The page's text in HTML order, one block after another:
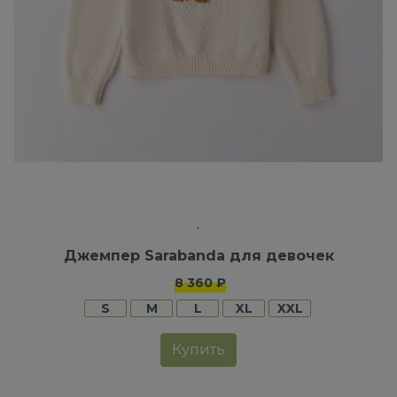
Джемпер Sarabanda для девочек
8 360 ₽
S
M L XL XXL
Купить